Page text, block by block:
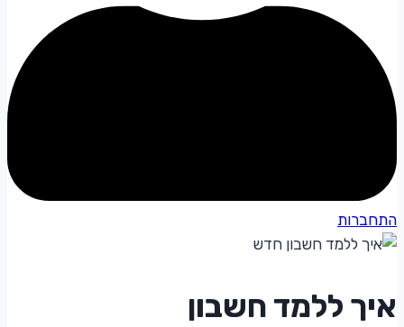
התחברות
איך ללמד חשבון